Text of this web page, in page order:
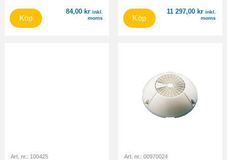
84,00 kr inkl.
moms
Köp
11 297,00 kr inkl.
moms
Köp
Art. nr.: 100425 Art. nr.: 00970024